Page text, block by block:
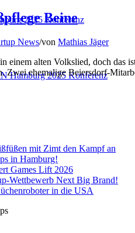
2025 Konferenz
Hamburg 2025 Konferenz
Beine
News/von Mathias Jäger
einem alten Volkslied, doch
Zwei ehemalige Beiersdorf-
mit Zimt den Kampf an
in Hamburg!
Games Lift 2026
Wettbewerb Next Big Brand!
in die USA